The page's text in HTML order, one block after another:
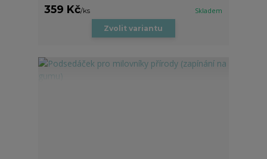
359 Kč/ks Skladem
Zvolit variantu